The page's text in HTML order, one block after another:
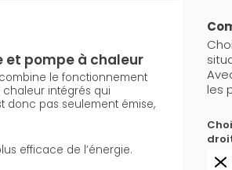
et pompe à chaleur
combine le fonctionnement
intégrés qui
donc pas seulement émise,
efficace de l’énergie.
les